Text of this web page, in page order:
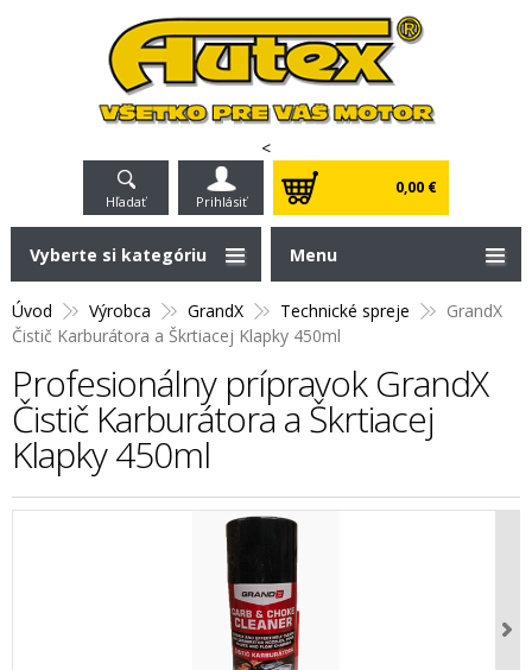
<
Hľadať Prihlásiť
0,00 €
Úvod Výrobca GrandX Technické spreje
GrandX
Čistič Karburátora a Škrtiacej Klapky 450ml
Profesionálny prípravok GrandX
Čistič Karburátora a Škrtiacej
Klapky 450ml
Vyberte si kategóriu Menu